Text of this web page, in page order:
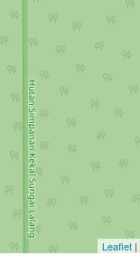
Leaflet|